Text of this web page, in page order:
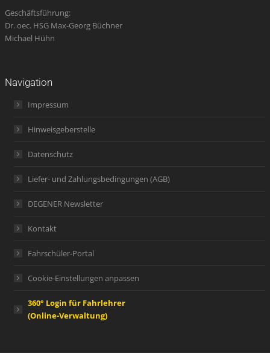
Geschäftsführung:
Dr. oec. HSG Max-Georg Büchner
Michael Hühn
Navigation
Impressum
Hinweisgeberstelle
Datenschutz
Liefer- und Zahlungsbedingungen (AGB)
DEGENER Newsletter
Kontakt
Fahrschüler-Portal
Cookie-Einstellungen anpassen
360° Login für Fahrlehrer
(Online-Verwaltung)